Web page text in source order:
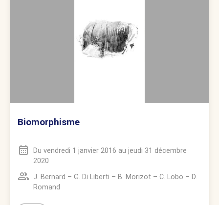
Biomorphisme
Du vendredi 1 janvier 2016 au jeudi 31 décembre
2020
J. Bernard – G. Di Liberti – B. Morizot – C. Lobo – D.
Romand